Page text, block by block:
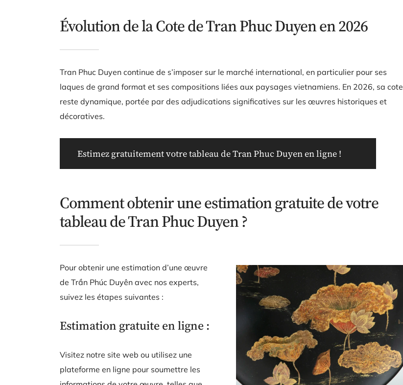
Évolution de la Cote de Tran Phuc Duyen en 2026
Tran Phuc Duyen continue de s’imposer sur le marché international, en particulier pour ses
laques de grand format et ses compositions liées aux paysages vietnamiens. En 2026, sa cote
reste dynamique, portée par des adjudications significatives sur les œuvres historiques et
décoratives.
Estimez gratuitement votre tableau de Tran Phuc Duyen en ligne !
Comment obtenir une estimation gratuite de votre
tableau de Tran Phuc Duyen ?
Pour obtenir une estimation d’une œuvre
de Trần Phúc Duyên avec nos experts,
suivez les étapes suivantes :
Estimation gratuite en ligne :
Visitez notre site web ou utilisez une
plateforme en ligne pour soumettre les